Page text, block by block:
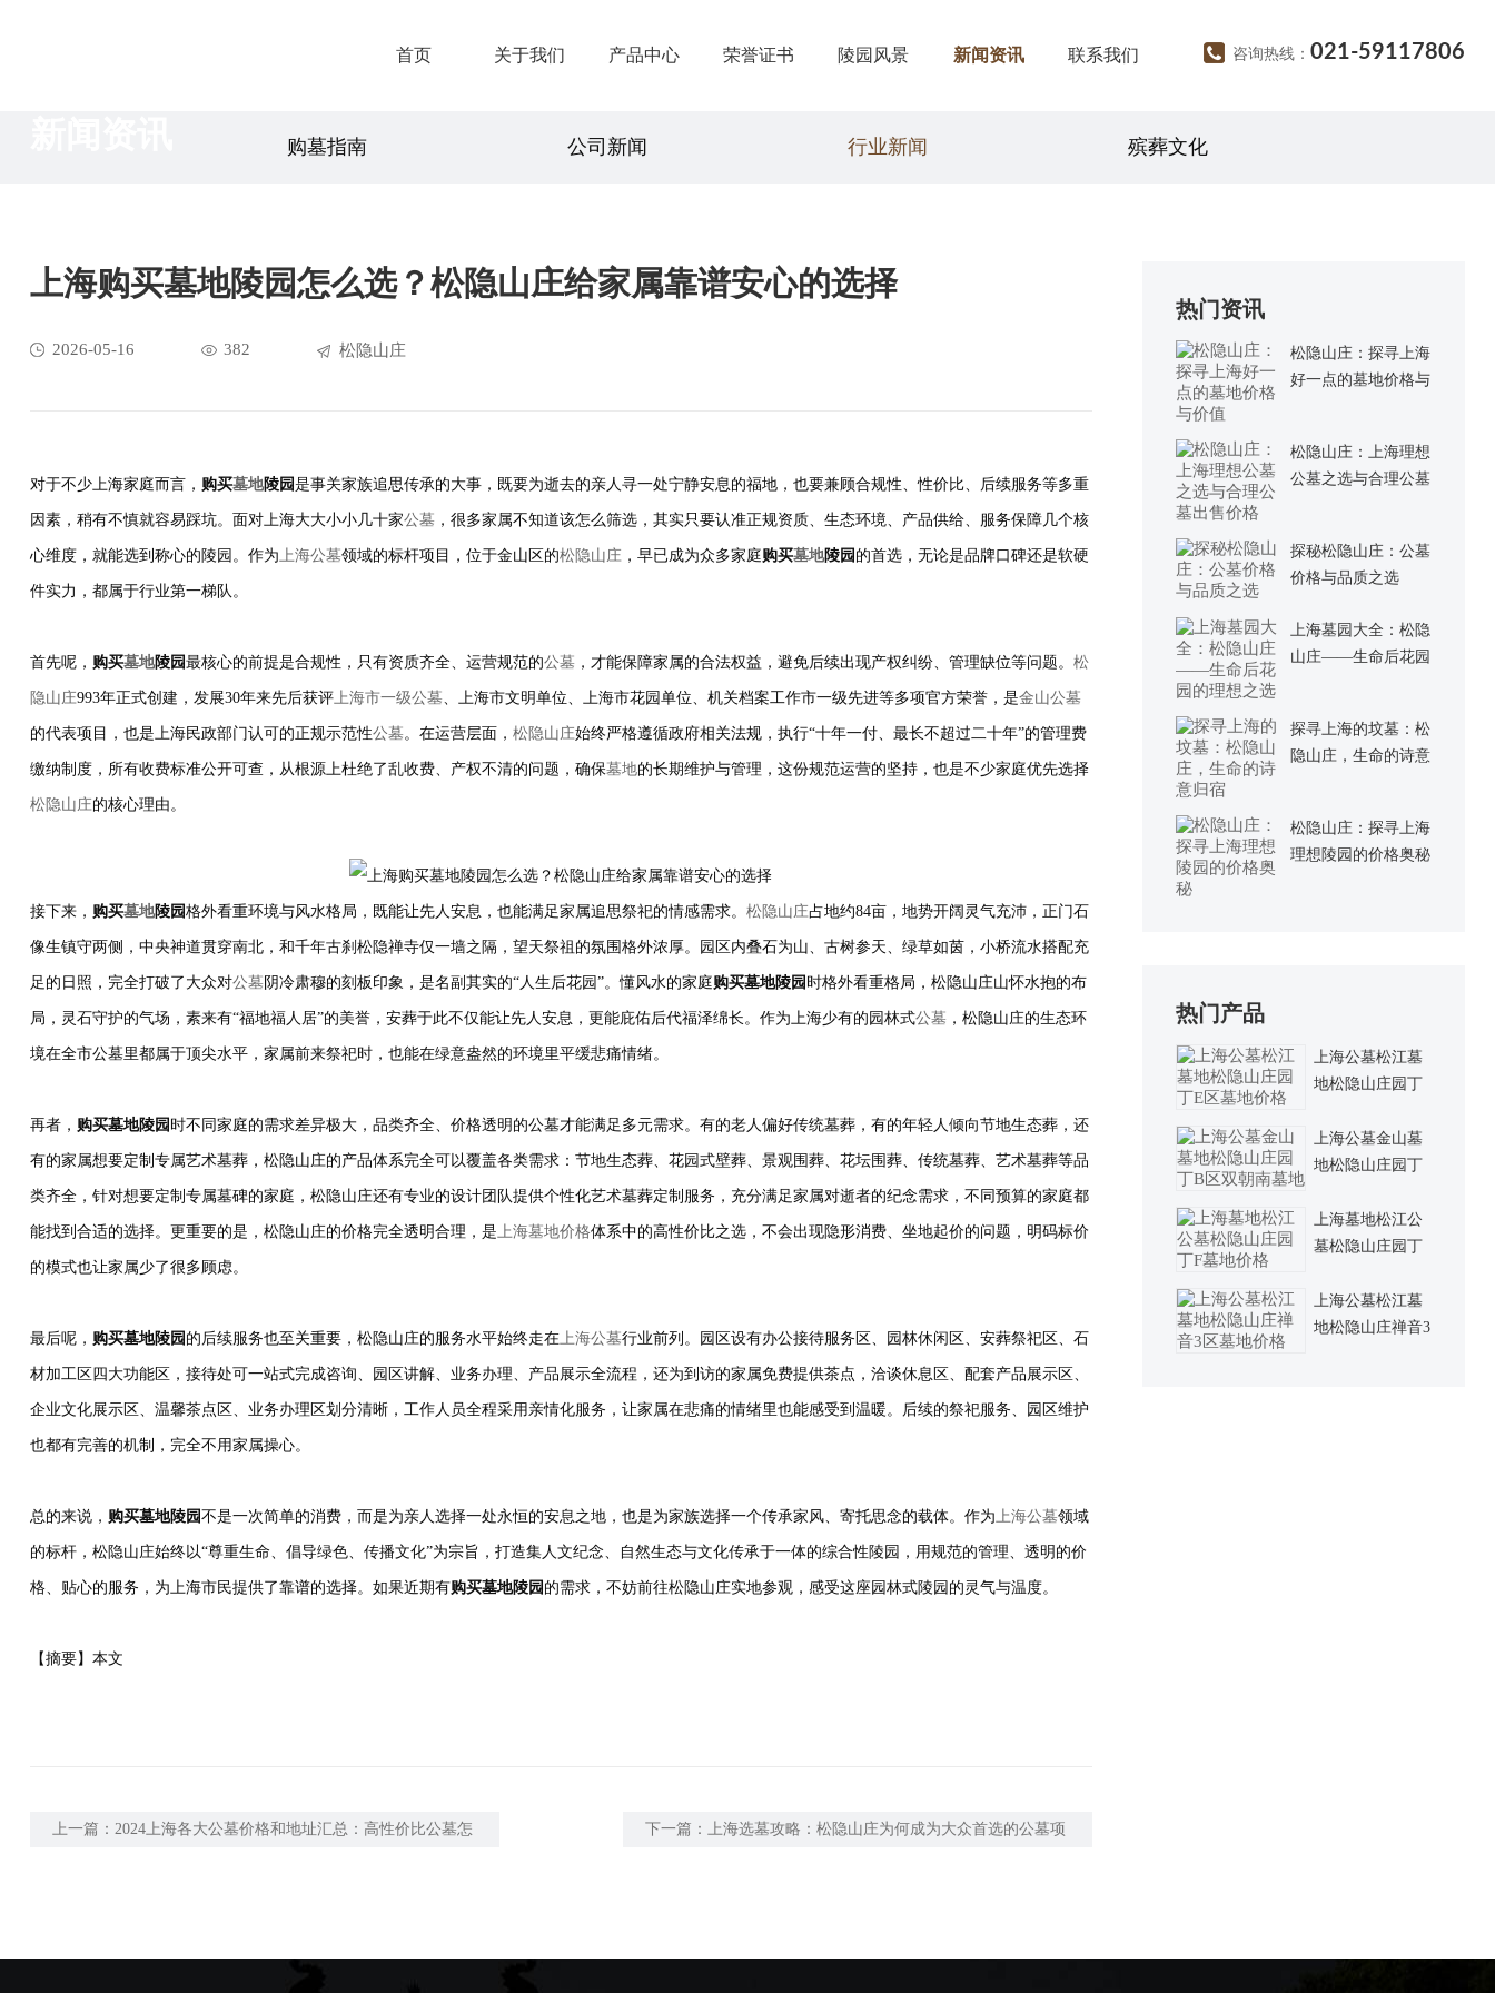
咨询热线：021-59117806
首页 关于我们 产品中心 荣誉证书 陵园风景 新闻资讯 联系我们
购墓指南 公司新闻 行业新闻 殡葬文化
上海购买墓地陵园怎么选？松隐山庄给家属靠谱安心的选择
2026-05-16 382 松隐山庄
对于不少上海家庭而言， 购买墓地陵园是事关家族追思传承的大事，既要为逝去的亲人寻一处宁静安息的福地，也要兼顾合规性、性价比、后续服务等多重
因素，稍有不慎就容易踩坑。面对上海大大小小几十家公墓，很多家属不知道该怎么筛选，其实只要认准正规资质、生态环境、产品供给、服务保障几个核
心维度，就能选到称心的陵园。作为上海公墓领域的标杆项目，位于金山区的松隐山庄，早已成为众多家庭购买墓地陵园 的首选，无论是品牌口碑还是软硬
件实力，都属于行业第一梯队。
首先呢， 购买墓地陵园最核心的前提是合规性，只有资质齐全、运营规范的公墓，才能保障家属的合法权益，避免后续出现产权纠纷、管理缺位等问题。 松
隐山庄993年正式创建，发展30年来先后获评上海市一级公墓、上海市文明单位、上海市花园单位、机关档案工作市一级先进等多项官方荣誉，是金山公墓
的代表项目，也是上海民政部门认可的正规示范性公墓。在运营层面， 松隐山庄始终严格遵循政府相关法规，执行“十年一付、最长不超过二十年”的管理费
缴纳制度，所有收费标准公开可查，从根源上杜绝了乱收费、产权不清的问题，确保墓地的长期维护与管理，这份规范运营的坚持，也是不少家庭优先选择
松隐山庄的核心理由。
接下来， 购买墓地陵园格外看重环境与风水格局，既能让先人安息，也能满足家属追思祭祀的情感需求。 松隐山庄占地约84亩，地势开阔灵气充沛，正门石
像生镇守两侧，中央神道贯穿南北，和千年古刹松隐禅寺仅一墙之隔，望天祭祖的氛围格外浓厚。园区内叠石为山、古树参天、绿草如茵，小桥流水搭配充
足的日照，完全打破了大众对公墓阴冷肃穆的刻板印象，是名副其实的“人生后花园”。懂风水的家庭购买墓地陵园 时格外看重格局，松隐山庄山怀水抱的布
局，灵石守护的气场，素来有“福地福人居”的美誉，安葬于此不仅能让先人安息，更能庇佑后代福泽绵长。作为上海少有的园林式公墓，松隐山庄的生态环
境在全市公墓里都属于顶尖水平，家属前来祭祀时，也能在绿意盎然的环境里平缓悲痛情绪。
再者， 购买墓地陵园 时不同家庭的需求差异极大，品类齐全、价格透明的公墓才能满足多元需求。有的老人偏好传统墓葬，有的年轻人倾向节地生态葬，还
有的家属想要定制专属艺术墓葬，松隐山庄的产品体系完全可以覆盖各类需求：节地生态葬、花园式壁葬、景观围葬、花坛围葬、传统墓葬、艺术墓葬等品
类齐全，针对想要定制专属墓碑的家庭，松隐山庄还有专业的设计团队提供个性化艺术墓葬定制服务，充分满足家属对逝者的纪念需求，不同预算的家庭都
能找到合适的选择。更重要的是，松隐山庄的价格完全透明合理，是上海墓地价格体系中的高性价比之选，不会出现隐形消费、坐地起价的问题，明码标价
的模式也让家属少了很多顾虑。
最后呢， 购买墓地陵园 的后续服务也至关重要，松隐山庄的服务水平始终走在上海公墓行业前列。园区设有办公接待服务区、园林休闲区、安葬祭祀区、石
材加工区四大功能区，接待处可一站式完成咨询、园区讲解、业务办理、产品展示全流程，还为到访的家属免费提供茶点，洽谈休息区、配套产品展示区、
企业文化展示区、温馨茶点区、业务办理区划分清晰，工作人员全程采用亲情化服务，让家属在悲痛的情绪里也能感受到温暖。后续的祭祀服务、园区维护
也都有完善的机制，完全不用家属操心。
总的来说， 购买墓地陵园不是一次简单的消费，而是为亲人选择一处永恒的安息之地，也是为家族选择一个传承家风、寄托思念的载体。作为上海公墓领域
的标杆，松隐山庄始终以“尊重生命、倡导绿色、传播文化”为宗旨，打造集人文纪念、自然生态与文化传承于一体的综合性陵园，用规范的管理、透明的价
格、贴心的服务，为上海市民提供了靠谱的选择。如果近期有购买墓地陵园 的需求，不妨前往松隐山庄实地参观，感受这座园林式陵园的灵气与温度。
【摘要】本文
上一篇： 2024上海各大公墓价格和地址汇总：高性价比公墓怎 下一篇： 上海选墓攻略：松隐山庄为何成为大众首选的公墓项
热门资讯
松隐山庄：探寻上海
好一点的墓地价格与
松隐山庄：上海理想
公墓之选与合理公墓
探秘松隐山庄：公墓
价格与品质之选
上海墓园大全：松隐
山庄——生命后花园
探寻上海的坟墓：松
隐山庄，生命的诗意
松隐山庄：探寻上海
理想陵园的价格奥秘
热门产品
上海公墓松江墓
地松隐山庄园丁
上海公墓金山墓
地松隐山庄园丁
上海墓地松江公
墓松隐山庄园丁
上海公墓松江墓
地松隐山庄禅音3